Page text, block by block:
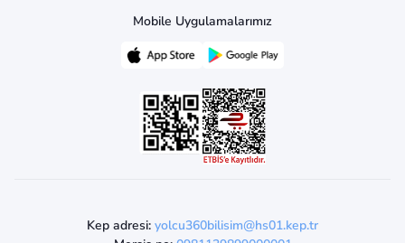
Mobile Uygulamalarımız
Kep adresi: yolcu360bilisim@hs01.kep.tr